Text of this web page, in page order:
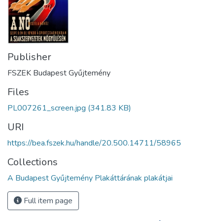
Publisher
FSZEK Budapest Gyűjtemény
Files
PL007261_screen.jpg (341.83 KB)
URI
https://bea.fszek.hu/handle/20.500.14711/58965
Collections
A Budapest Gyűjtemény Plakáttárának plakátjai
Full item page